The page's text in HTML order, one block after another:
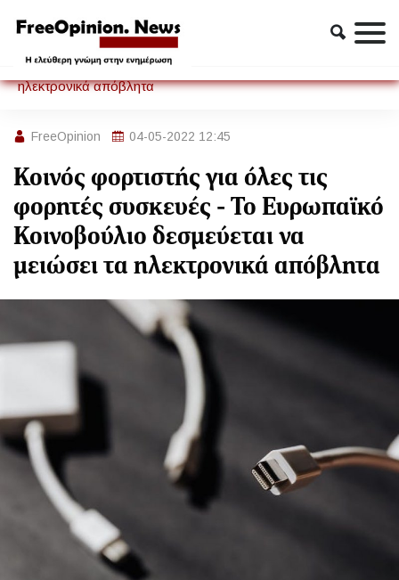
Τεχνολογία
Κοινός φορτιστής για όλες τις φορητές συσκευές - Το
Ευρωπαϊκό Κοινοβούλιο δεσμεύεται να μειώσει τα
ηλεκτρονικά απόβλητα
FreeOpinion 04-05-2022 12:45
Κοινός φορτιστής για όλες τις
φορητές συσκευές - Το Ευρωπαϊκό
Κοινοβούλιο δεσμεύεται να
μειώσει τα ηλεκτρονικά απόβλητα